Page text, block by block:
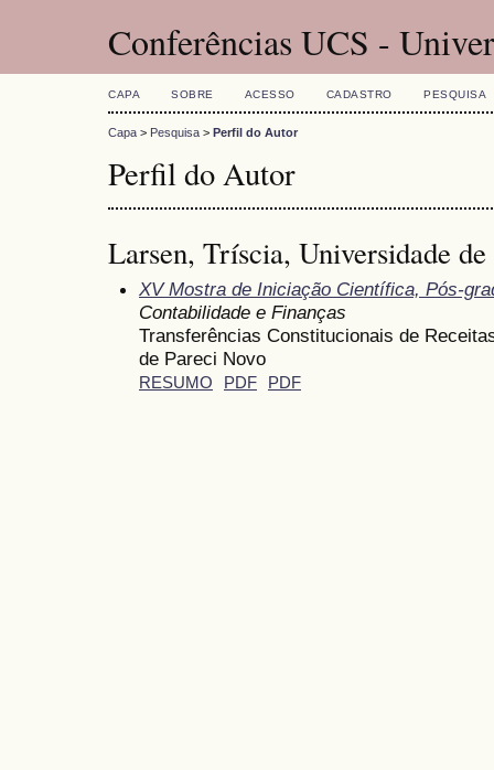
Conferências UCS -
CAPA SOBRE ACESSO CADASTRO PESQUISA
Capa > Pesquisa > Perfil do Autor
Perfil do Autor
Larsen, Tríscia, Universidade
XV Mostra de Iniciação Científica, Pós-
Contabilidade e Finanças
Transferências Constitucionais de
de Pareci Novo
RESUMO PDF PDF